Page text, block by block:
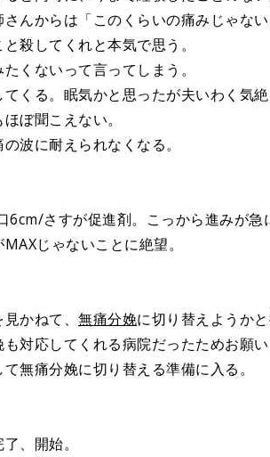
さんからは「このくらいの痛みじゃな
殺してくれと本気で思う。
くないって言ってしまう。
くる。眠気かと思ったが夫いわく気絶
ぼ聞こえない。
波に耐えられなくなる。
6cm/さすが促進剤。こっから進みが急
じゃないことに絶望。
かねて、 無痛分娩に切り替えようかと
対応してくれる病院だったためお願
無痛分娩に切り替える準備に入る。
、開始。